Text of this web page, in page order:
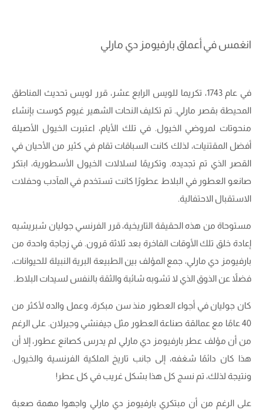
انغمس في أعماق بارفيومز دي مارلي
في عام 1743، تكريما للويس الرابع عشر، قرر لويس تحديث المناطق
المحيطة بقصر مارلي. تم تكليف النحات الشهير غيوم كوست بإنشاء
منحوتات لمروضي الخيول. في تلك الأيام، اعتبرت الخيول الأصيلة
أفضل المقتنيات، لذلك كانت السباقات تقام في كثير من الأحيان في
القصر الذي تم تجديده. وتكريمًا لسلالات الخيول الأسطورية، ابتكر
صانعو العطور في البلاط عطورًا كانت تستخدم في المآدب وحفلات
الاستقبال الاحتفالية.
مستوحاة من هذه الحقيقة التاريخية، قرر الفرنسي جوليان شبريشيه
إعادة خلق تلك الأوقات الفاخرة بعد ثلاثة قرون. في زجاجة واحدة من
بارفيومز دي مارلي، جمع المؤلف بين الطبيعة البرية النبيلة للحيوانات،
فضلاً عن الذوق الذي لا تشوبه شائبة والثقة بالنفس لسيدات البلاط.
كان جوليان في أجواء العطور منذ سن مبكرة، وعمل والده لأكثر من
40 عامًا مع عمالقة صناعة العطور مثل جيفنشي وجيرلان. على الرغم
من أن مؤلف عطر بارفيومز دي مارلي لم يدرس كصانع عطور، إلا أن
هذا كان دائمًا شغفه، إلى جانب تاريخ الملكية الفرنسية والخيول.
ونتيجة لذلك، تم نسج كل هذا بشكل غريب في كل عطر!
على الرغم من أن مبتكري بارفيومز دي مارلي واجهوا مهمة صعبة